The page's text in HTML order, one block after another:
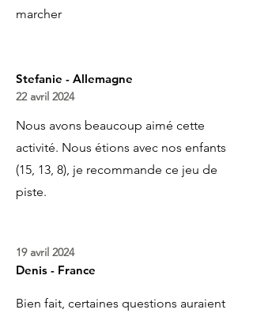
marcher
Stefanie - Allemagne
22 avril 2024
Nous avons beaucoup aimé cette
activité. Nous étions avec nos enfants
(15, 13, 8), je recommande ce jeu de
piste.
19 avril 2024
Denis - France
Bien fait, certaines questions auraient